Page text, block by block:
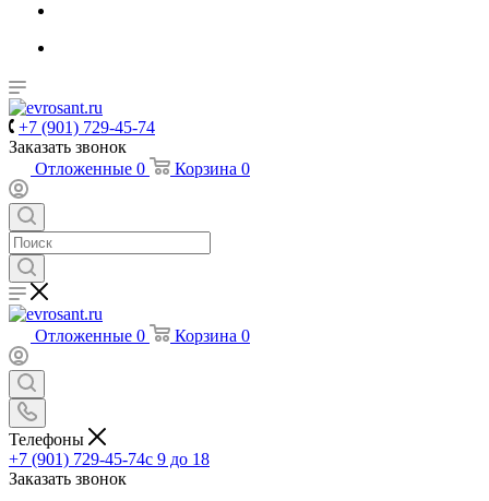
+7 (901) 729-45-74
Заказать звонок
Отложенные 0 Корзина 0
Отложенные 0 Корзина 0
Телефоны
+7 (901) 729-45-74c 9 до 18
Заказать звонок